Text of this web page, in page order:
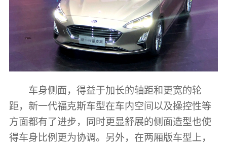
车身侧面，得益于加长的轴距和更宽的轮
距，新一代福克斯车型在车内空间以及操控性等
方面都有了进步，同时更显舒展的侧面造型也使
得车身比例更为协调。另外，在两厢版车型上，